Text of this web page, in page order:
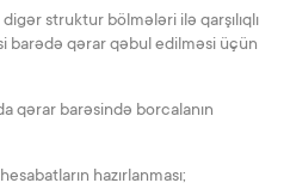
struktur bölmələri ilə qarşılıqlı
barədə qərar qəbul edilməsi üçün
qərar barəsində borcalanın
hazırlanması;